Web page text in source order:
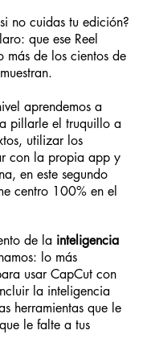
no cuidas tu edición?
que ese Reel
más de los cientos de
aprendemos a
pillarle el truquillo a
utilizar los
con la propia app y
en este segundo
centro 100% en el
de la inteligencia
lo más
usar CapCut con
la inteligencia
herramientas que le
le falte a tus